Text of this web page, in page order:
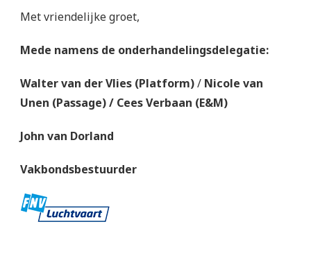
Met vriendelijke groet,
Mede namens de onderhandelingsdelegatie:
Walter van der Vlies (Platform)/ Nicole van
Unen (Passage) / Cees Verbaan (E&M)
John van Dorland
Vakbondsbestuurder